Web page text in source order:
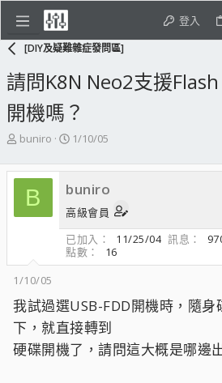
登入
[DIY及疑難雜症發問區]
請問K8N Neo2支援
開機嗎？
主
發
起
人
buniro
開
日
期
1/10/05
B buniro
高級會員
已加入
11/25/04 訊息
點數
16
1/10/05
我試過選USB-FDD開機時，隨
下，就直接轉到
硬碟開機了，請問這大概是哪邊